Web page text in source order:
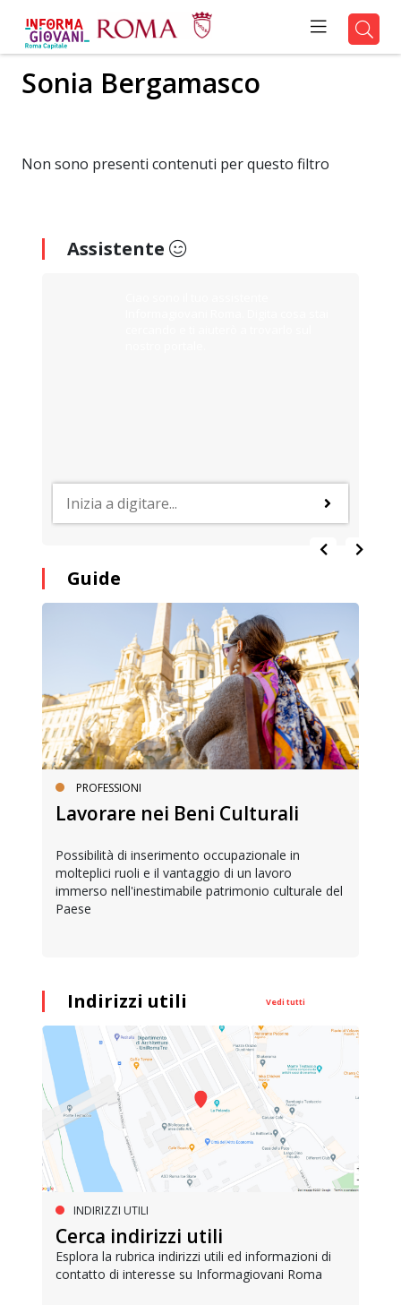
Sonia Bergamasco
Non sono presenti contenuti per questo filtro
Assistente
Guide
PROFESSIONI
Lavorare nei Beni Culturali
Possibilità di inserimento occupazionale in
molteplici ruoli e il vantaggio di un lavoro
immerso nell'inestimabile patrimonio culturale del
Paese
Indirizzi utili Vedi tutti
INDIRIZZI UTILI
Cerca indirizzi utili
Esplora la rubrica indirizzi utili ed informazioni di
contatto di interesse su Informagiovani Roma